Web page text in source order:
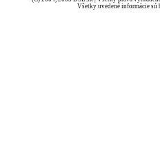
Všetky uvedené informácie sú